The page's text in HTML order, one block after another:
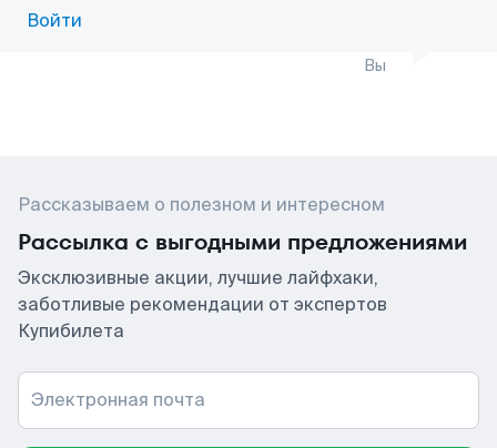
Войти
Вы
Рассказываем о полезном и интересном
Рассылка с выгодными предложениями
Эксклюзивные акции, лучшие лайфхаки,
заботливые рекомендации от экспертов
Купибилета
Электронная почта